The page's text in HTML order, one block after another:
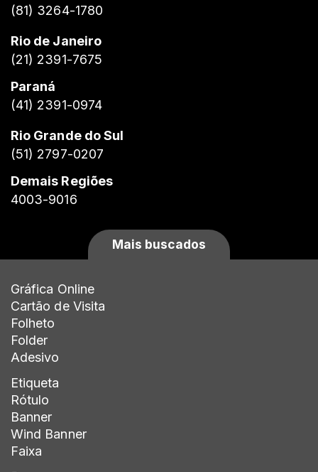
(81) 3264-1780
Rio de Janeiro
(21) 2391-7675
Paraná
(41) 2391-0974
Rio Grande do Sul
(51) 2797-0207
Demais Regiões
4003-9016
Mais buscados
Gráfica Online
Cartão de Visita
Folheto
Folder
Adesivo
Etiqueta
Rótulo
Banner
Wind Banner
Faixa